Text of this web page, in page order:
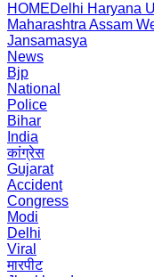
HOMEDelhi Haryana
Maharashtra Assam
Jansamasya
News
Bjp
National
Police
Bihar
India
कांग्रेस
Gujarat
Accident
Congress
Modi
Delhi
Viral
मारपीट